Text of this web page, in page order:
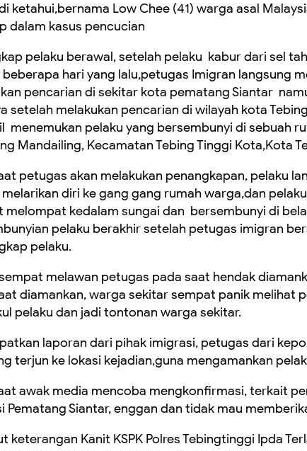
ketahui,bernama Low Chee (41) warga asal
dalam kasus pencucian
pelaku berawal, setelah pelaku kabur dari sel
beberapa hari yang lalu,petugas Imigran langsung
pencarian di sekitar kota pematang Siantar
setelah melakukan pencarian di wilayah kota
menemukan pelaku yang bersembunyi di sebuah
Mandailing, Kecamatan Tebing Tinggi Kota,Kota
petugas akan melakukan penangkapan, pelaku
diri ke gang gang rumah warga,dan
melompat kedalam sungai dan bersembunyi di
pelaku berakhir setelah petugas imigran
pelaku.
melawan petugas pada saat hendak
diamankan, warga sekitar sempat panik melihat
pelaku dan jadi tontonan warga sekitar.
laporan dari pihak imigrasi, petugas dari
terjun ke lokasi kejadian,guna mengamankan
awak media mencoba mengkonfirmasi, terkait
Pematang Siantar, enggan dan tidak mau
keterangan Kanit KSPK Polres Tebingtinggi Ipda